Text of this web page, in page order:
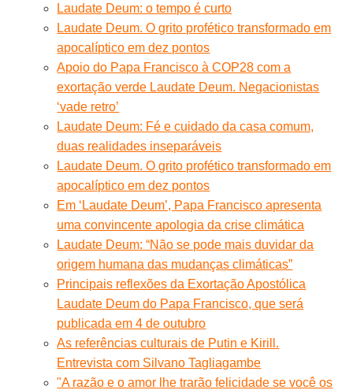
Laudate Deum: o tempo é curto
Laudate Deum. O grito profético transformado em
apocalíptico em dez pontos
Apoio do Papa Francisco à COP28 com a
exortação verde Laudate Deum. Negacionistas
‘vade retro’
Laudate Deum: Fé e cuidado da casa comum,
duas realidades inseparáveis
Laudate Deum. O grito profético transformado em
apocalíptico em dez pontos
Em ‘Laudate Deum’, Papa Francisco apresenta
uma convincente apologia da crise climática
Laudate Deum: “Não se pode mais duvidar da
origem humana das mudanças climáticas”
Principais reflexões da Exortação Apostólica
Laudate Deum do Papa Francisco, que será
publicada em 4 de outubro
As referências culturais de Putin e Kirill.
Entrevista com Silvano Tagliagambe
"A razão e o amor lhe trarão felicidade se você os